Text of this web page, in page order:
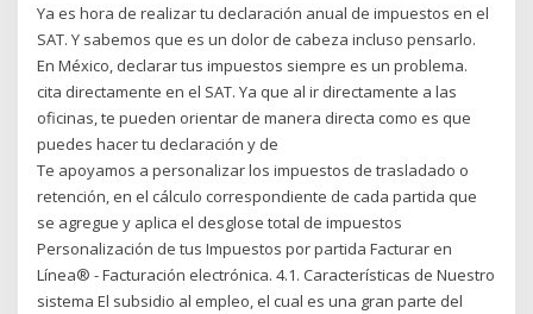
Ya es hora de realizar tu declaración anual de impuestos en el
SAT. Y sabemos que es un dolor de cabeza incluso pensarlo.
En México, declarar tus impuestos siempre es un problema.
cita directamente en el SAT. Ya que al ir directamente a las
oficinas, te pueden orientar de manera directa como es que
puedes hacer tu declaración y de
Te apoyamos a personalizar los impuestos de trasladado o
retención, en el cálculo correspondiente de cada partida que
se agregue y aplica el desglose total de impuestos
Personalización de tus Impuestos por partida Facturar en
Línea® - Facturación electrónica. 4.1. Características de Nuestro
sistema El subsidio al empleo, el cual es una gran parte del